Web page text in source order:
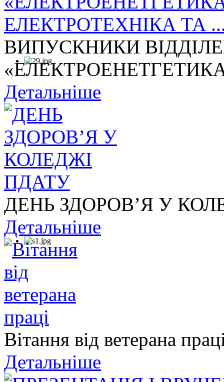
ВИПУСКНИКИ
Детальніше
ДЕНЬ ЗДОРОВ’Я У
Детальніше
Вітання від ветерана
Детальніше